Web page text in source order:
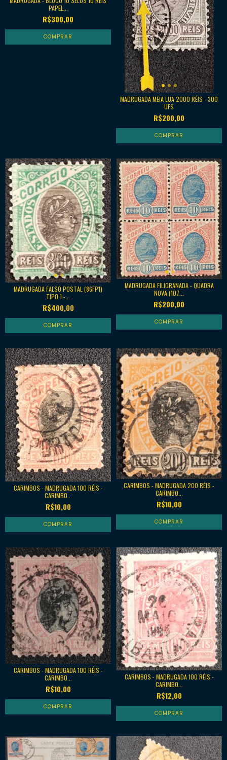
PAPEL...
R$300,00
MADRUGADA MEIA LUA 2000 RÉIS - 300
UFS
R$200,00
MADRUGADA FALSO POSTAL (86FP1)
TIPO 1 -...
R$400,00
MADRUGADA FILIGRANADA - QUADRA
NOVA (107...
R$200,00
CARIMBOS - MADRUGADA 100 RÉIS -
CARIMBO...
R$10,00
CARIMBOS - MADRUGADA 200 RÉIS -
CARIMBO...
R$10,00
CARIMBOS - MADRUGADA 100 RÉIS -
CARIMBO...
R$10,00
CARIMBOS - MADRUGADA 100 RÉIS -
CARIMBO...
R$12,00